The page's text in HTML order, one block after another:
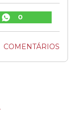
0
COMENTÁRIOS